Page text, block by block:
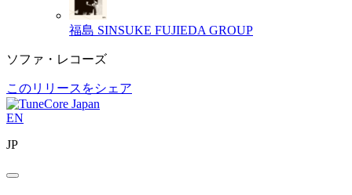
福島 SINSUKE FUJIEDA GROUP
ソファ・レコーズ
このリリースをシェア
EN
JP